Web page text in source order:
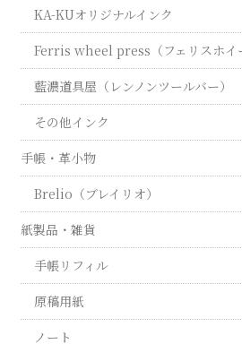
KA-KUオリジナルインク
Ferris wheel press（フェリスホイ
藍濃道具屋（レンノンツールバー）
その他インク
手帳・革小物
Brelio（ブレイリオ）
紙製品・雑貨
手帳リフィル
原稿用紙
ノート